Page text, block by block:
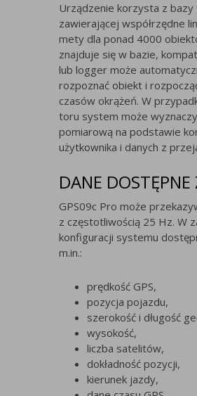
Urządzenie korzysta z
zawierającej współrzędne
mety dla ponad 4000
znajduje się w bazie,
lub logger może
rozpoznać obiekt i
czasów okrążeń. W
toru system może
pomiarową na podstawie
użytkownika i danych z
DANE DOSTĘPNE
GPS09c Pro może
z częstotliwością 25 Hz. W
konfiguracji systemu
m.in.:
prędkość GPS,
pozycja pojazdu,
szerokość i długość
wysokość,
liczba satelitów,
dokładność pozycji,
kierunek jazdy,